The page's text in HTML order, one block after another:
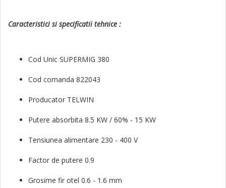
Caracteristici si specificatii tehnice :
Cod Unic SUPERMIG 380
Cod comanda 822043
Producator TELWIN
Putere absorbita 8.5 KW / 60% - 15 KW
Tensiunea alimentare 230 - 400 V
Factor de putere 0.9
Grosime fir otel 0.6 - 1.6 mm